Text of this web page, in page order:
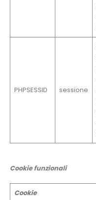
PHPSESSID sessione
Cookie funzionali
Cookie